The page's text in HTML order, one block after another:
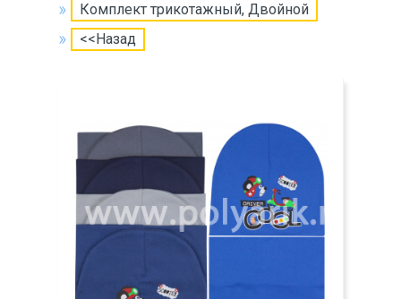
Комплект трикотажный, Двойной
<<Назад